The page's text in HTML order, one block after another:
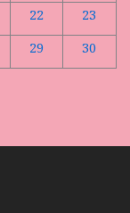
22
23
29 30